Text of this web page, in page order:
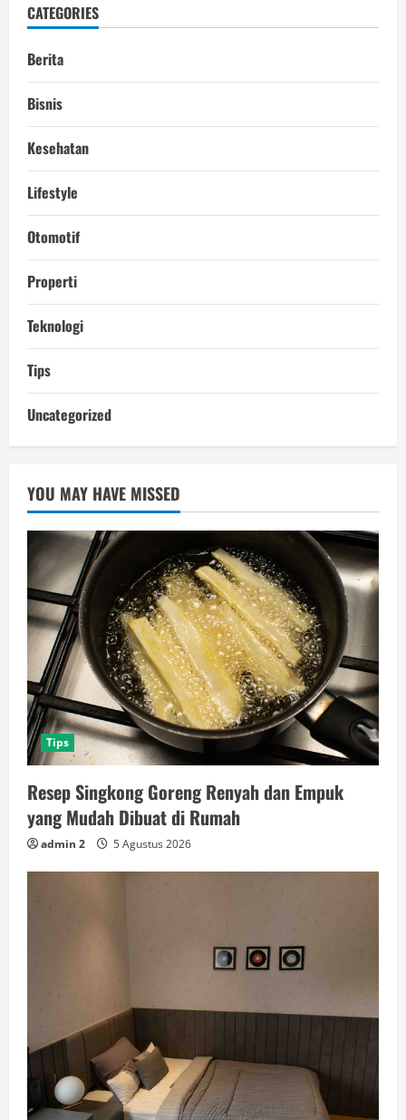
CATEGORIES
Berita
Bisnis
Kesehatan
Lifestyle
Otomotif
Properti
Teknologi
Tips
Uncategorized
YOU MAY HAVE MISSED
Tips
Resep Singkong Goreng Renyah dan Empuk
yang Mudah Dibuat di Rumah
admin 2 5 Agustus 2026